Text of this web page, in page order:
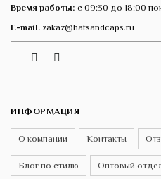
Время работы: с 09:30 до 18:00
E-mail. zakaz@hatsandcaps.ru
Telegram
ИНФОРМАЦИЯ
О компании Контакты
Блог по стилю Оптовый